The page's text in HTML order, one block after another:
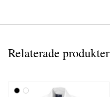
Relaterade produkter